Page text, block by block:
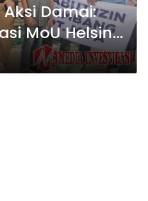
Damai:
MoU Helsinki
Militer